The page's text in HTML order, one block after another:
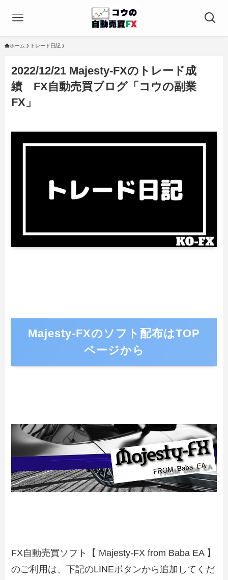
ホーム トレード日記
2022/12/21 Majesty-FXのトレード成
績 FX自動売買ブログ「コウの副業
FX」
Majesty-FXのソフト配布はTOP
ページから
FX自動売買ソフト【 Majesty-FX from Baba EA 】
のご利用は、下記のLINEボタンから追加してくだ